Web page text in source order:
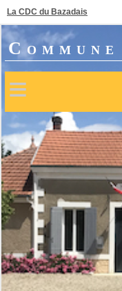
La CDC du Bazadais
≡